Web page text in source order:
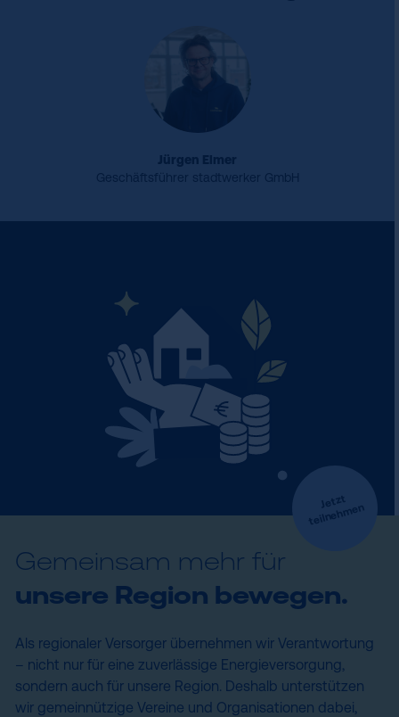
Jürgen Elmer
Geschäftsführer stadtwerker GmbH
Gemeinsam mehr für
unsere Region bewegen.
Jetzt
teilneh
men
Als regionaler Versorger übernehmen wir Verantwortung
– nicht nur für eine zuverlässige Energieversorgung,
sondern auch für unsere Region. Deshalb unterstützen
wir gemeinnützige Vereine und Organisationen dabei,